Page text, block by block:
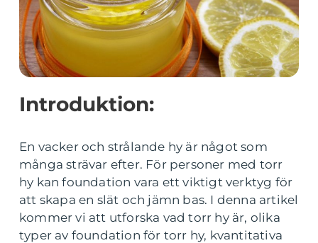
Introduktion:
En vacker och strålande hy är något som
många strävar efter. För personer med torr
hy kan foundation vara ett viktigt verktyg för
att skapa en slät och jämn bas. I denna artikel
kommer vi att utforska vad torr hy är, olika
typer av foundation för torr hy, kvantitativa